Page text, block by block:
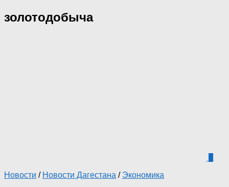
золотодобыча
Новости / Новости Дагестана / Экономика